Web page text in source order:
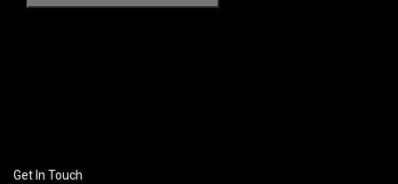
Get In Touch